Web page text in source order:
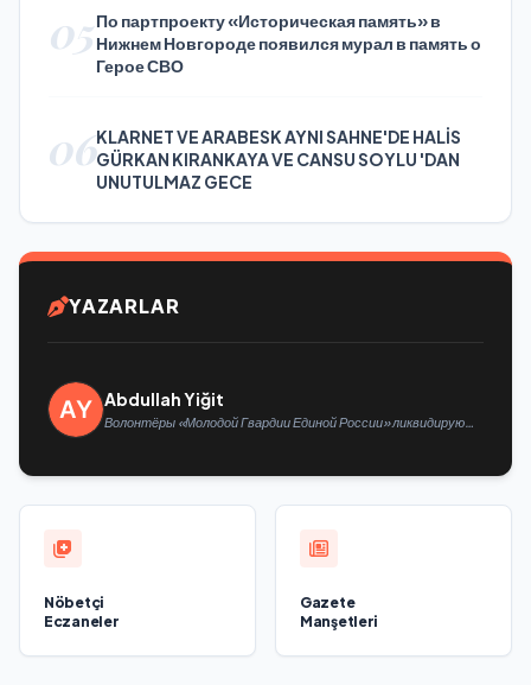
05По партпроекту «Историческая память» в
Нижнем Новгороде появился мурал в память о
Герое СВО
06KLARNET VE ARABESK AYNI SAHNE'DE HALİS
GÜRKAN KIRANKAYA VE CANSU SOYLU 'DAN
UNUTULMAZ GECE
YAZARLAR
Abdullah Yiğit
Волонтёры «Молодой Гвардии Единой России» ликвидируют
Nöbetçi
Eczaneler
Gazete
Manşetleri